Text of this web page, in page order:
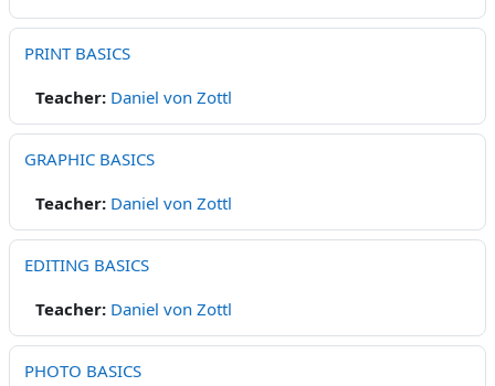
PRINT BASICS
Teacher: Daniel von Zottl
GRAPHIC BASICS
Teacher: Daniel von Zottl
EDITING BASICS
Teacher: Daniel von Zottl
PHOTO BASICS